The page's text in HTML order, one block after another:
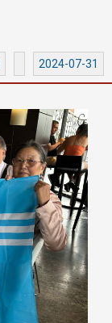
2024-07-31